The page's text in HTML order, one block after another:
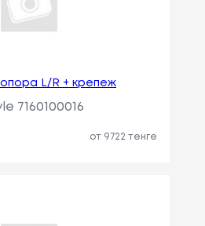
L/R + крепеж
7160100016
от 9722 тенге